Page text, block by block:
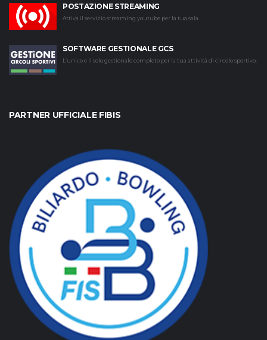
POSTAZIONE STREAMING
Attiva il servizio streaming youtube per la tua sala.
SOFTWARE GESTIONALE GCS
L’unico e il solo gestionale completo per la tua attività di circolo sportivo.
PARTNER UFFICIALE FIBIS